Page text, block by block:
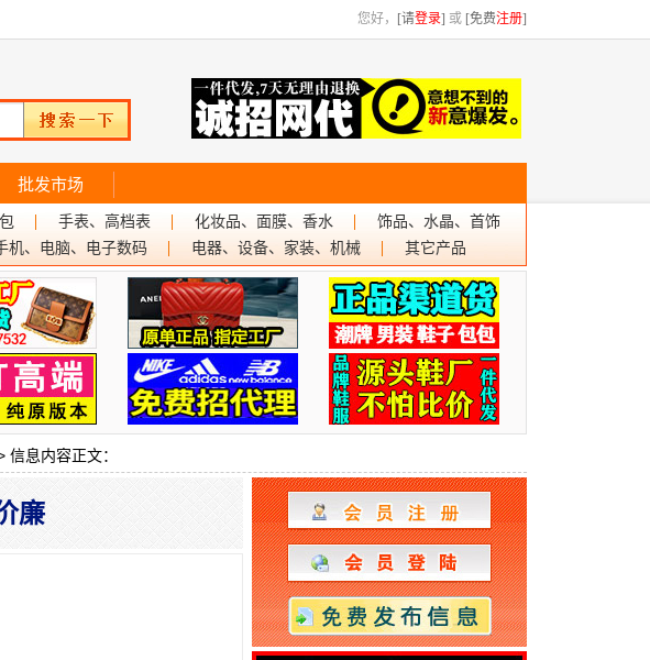
您好， [请登录] 或 [免费注册]
批发市场
手表、高档表 化妆品、面膜、香水
饰品、水晶、首饰
机、电脑、电子数码 电器、设备、家装、机械 其它产品
信息内容正文：
廉